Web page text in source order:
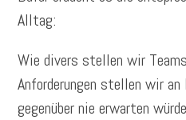
Alltag:
Wie divers stellen wir
Anforderungen stellen wir an
gegenüber nie erwarten